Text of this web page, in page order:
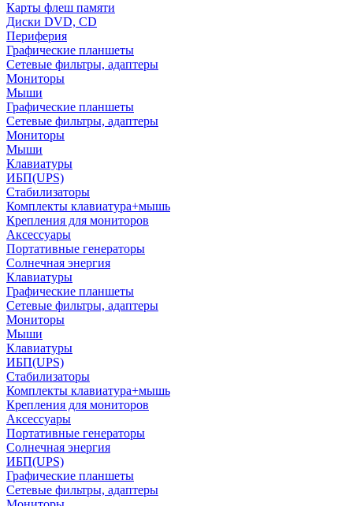
Карты флеш памяти
Диски DVD, CD
Периферия
Графические планшеты
Сетевые фильтры, адаптеры
Мониторы
Мыши
Графические планшеты
Сетевые фильтры, адаптеры
Мониторы
Мыши
Клавиатуры
ИБП(UPS)
Стабилизаторы
Комплекты клавиатура+мышь
Крепления для мониторов
Аксессуары
Портативные генераторы
Солнечная энергия
Клавиатуры
Графические планшеты
Сетевые фильтры, адаптеры
Мониторы
Мыши
Клавиатуры
ИБП(UPS)
Стабилизаторы
Комплекты клавиатура+мышь
Крепления для мониторов
Аксессуары
Портативные генераторы
Солнечная энергия
ИБП(UPS)
Графические планшеты
Сетевые фильтры, адаптеры